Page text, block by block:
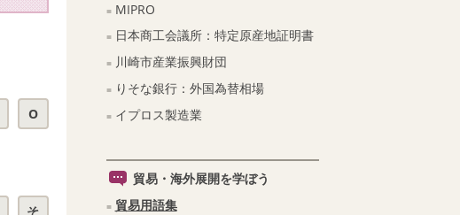
O
そ
MIPRO
日本商工会議所：特定原産地証明書
川崎市産業振興財団
りそな銀行：外国為替相場
イプロス製造業
貿易・海外展開を学ぼう
貿易用語集